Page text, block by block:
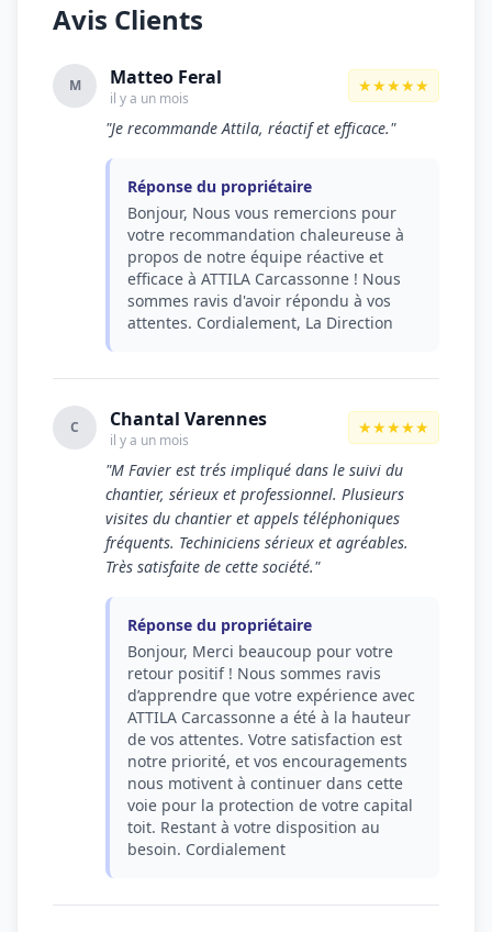
Avis Clients
M Matteo Feral
il y a un mois
★★★★★
"Je recommande Attila, réactif et efficace."
Réponse du propriétaire
Bonjour, Nous vous remercions pour
votre recommandation chaleureuse à
propos de notre équipe réactive et
efficace à ATTILA Carcassonne ! Nous
sommes ravis d'avoir répondu à vos
attentes. Cordialement, La Direction
C Chantal Varennes
il y a un mois
★★★★★
"M Favier est trés impliqué dans le suivi du
chantier, sérieux et professionnel. Plusieurs
visites du chantier et appels téléphoniques
fréquents. Techiniciens sérieux et agréables.
Très satisfaite de cette société."
Réponse du propriétaire
Bonjour, Merci beaucoup pour votre
retour positif ! Nous sommes ravis
d’apprendre que votre expérience avec
ATTILA Carcassonne a été à la hauteur
de vos attentes. Votre satisfaction est
notre priorité, et vos encouragements
nous motivent à continuer dans cette
voie pour la protection de votre capital
toit. Restant à votre disposition au
besoin. Cordialement